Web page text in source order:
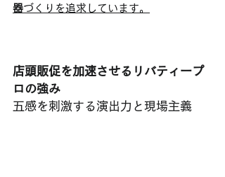
器づくりを追求しています。
店頭販促を加速させるリバティープ
ロの強み
五感を刺激する演出力と現場主義